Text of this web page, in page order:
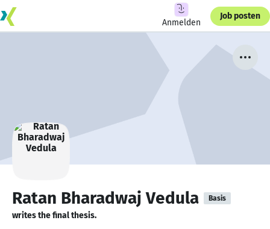
Anmelden
Job posten
Ratan Bharadwaj Vedula Basis
writes the final thesis.